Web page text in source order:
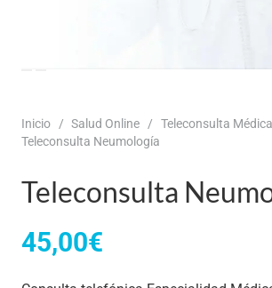
Inicio / Salud Online / Teleconsulta Médica
Teleconsulta Neumología
Teleconsulta
45,00€